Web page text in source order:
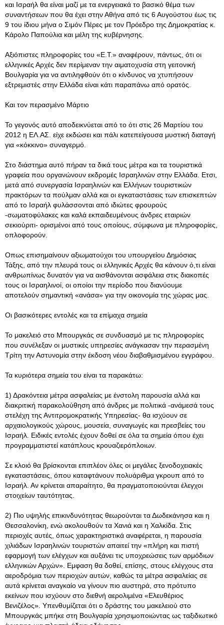
και Ισραήλ θα είναι μαζί με τα ενεργειακά το βασικό θέμα των
συναντήσεων που θα έχει στην Αθήνα από τις 6 Αυγούστου έως τις
9 του ίδιου μήνα ο Σιμόν Πέρες με τον Πρόεδρο της Δημοκρατίας κ.
Κάρολο Παπούλια και μέλη της κυβέρνησης.
Αξιόπιστες πληροφορίες του «Ε.Τ.» αναφέρουν, πάντως, ότι οι
ελληνικές Αρχές δεν περίμεναν την αιματοχυσία στη γειτονική
Βουλγαρία για να αντιληφθούν ότι ο κίνδυνος να χτυπήσουν
εξτρεμιστές στην Ελλάδα είναι κάτι παραπάνω από ορατός.
Και τον περασμένο Μάρτιο
Το γεγονός αυτό αποδεικνύεται από το ότι στις 26 Μαρτίου του
2012 η ΕΛ.ΑΣ. είχε εκδώσει και πάλι κατεπείγουσα μυστική διαταγή
για «κόκκινο» συναγερμό.
Στο διάστημα αυτό πήραν τα δικά τους μέτρα και τα τουριστικά
γραφεία που οργανώνουν εκδρομές Ισραηλινών στην Ελλάδα. Ετσι,
μετά από συνεργασία Ισραηλινών και Ελλήνων τουριστικών
πρακτόρων τα πούλμαν αλλά και οι εγκαταστάσεις των επισκεπτών
από το Ισραήλ φυλάσσονται από ιδιώτες φρουρούς
-σωματοφύλακες και καλά εκπαιδευμένους άνδρες εταιριών
σεκιούριτι- ορισμένοι από τους οποίους, σύμφωνα με πληροφορίες,
οπλοφορούν.
Οπως επισημαίνουν αξιωματούχοι του υπουργείου Δημόσιας
Τάξης, από την πλευρά τους οι ελληνικές Αρχές θα κάνουν ό,τι είναι
ανθρωπίνως δυνατόν για να αισθάνονται ασφάλεια στις διακοπές
τους οι Ισραηλινοί, οι οποίοι την περίοδο που διανύουμε
αποτελούν σημαντική «ανάσα» για την οικονομία της χώρας μας.
Οι βασικότερες εντολές και τα επίμαχα σημεία
Το μακελειό στο Μπουργκάς σε συνδυασμό με τις πληροφορίες
που συνέλεξαν οι μυστικές υπηρεσίες ανάγκασαν την περασμένη
Τρίτη την Αστυνομία στην έκδοση νέου διαβαθμισμένου εγγράφου.
Τα κυριότερα σημεία του είναι τα παρακάτω:
1) Δρακόντεια μέτρα ασφαλείας με ένστολη παρουσία αλλά και
διακριτική παρακολούθηση από άνδρες με πολιτικά -ανάμεσά τους
στελέχη της Αντιτρομοκρατικής Υπηρεσίας- θα ισχύουν σε
αρχαιολογικούς χώρους, μουσεία, συναγωγές και πρεσβείες του
Ισραήλ. Ειδικές εντολές έχουν δοθεί σε όλα τα σημεία όπου έχει
προγραμματιστεί κατάπλους κρουαζιερόπλοιων.
Σε κλοιό θα βρίσκονται επιπλέον όλες οι μεγάλες ξενοδοχειακές
εγκαταστάσεις, όπου καταφτάνουν πολυάριθμα γκρουπ από το
Ισραήλ. Αν κρίνεται απαραίτητο, θα πραγματοποιούνται έλεγχοι
στοιχείων ταυτότητας.
2) Πιο υψηλής επικινδυνότητας θεωρούνται τα Δωδεκάνησα και η
Θεσσαλονίκη, ενώ ακολουθούν τα Χανιά και η Χαλκίδα. Στις
περιοχές αυτές, όπως χαρακτηριστικά αναφέρεται, η παρουσία
χιλιάδων Ισραηλινών τουριστών απαιτεί την «πλήρη και πιστή
εφαρμογή των ελέγχων και αυξάνει τις υποχρεώσεις των αρμόδιων
ελληνικών Αρχών». Εμφαση θα δοθεί, επίσης, στους ελέγχους στα
αεροδρόμια των περιοχών αυτών, καθώς τα μέτρα ασφαλείας σε
αυτά κρίνεται αναγκαίο να γίνουν πιο αυστηρά, στο πρότυπο
εκείνων που ισχύουν στο διεθνή αερολιμένα «Ελευθέριος
Βενιζέλος». Υπενθυμίζεται ότι ο δράστης του μακελειού στο
Μπουργκάς μπήκε στη Βουλγαρία χρησιμοποιώντας ως ταξιδιωτικό